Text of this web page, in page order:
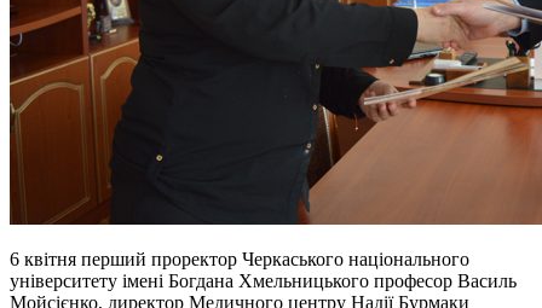
6 квітня перший проректор Черкаського національного
університету імені Богдана Хмельницького професор Василь
Мойсієнко, директор Медичного центру Надії Бурмаки